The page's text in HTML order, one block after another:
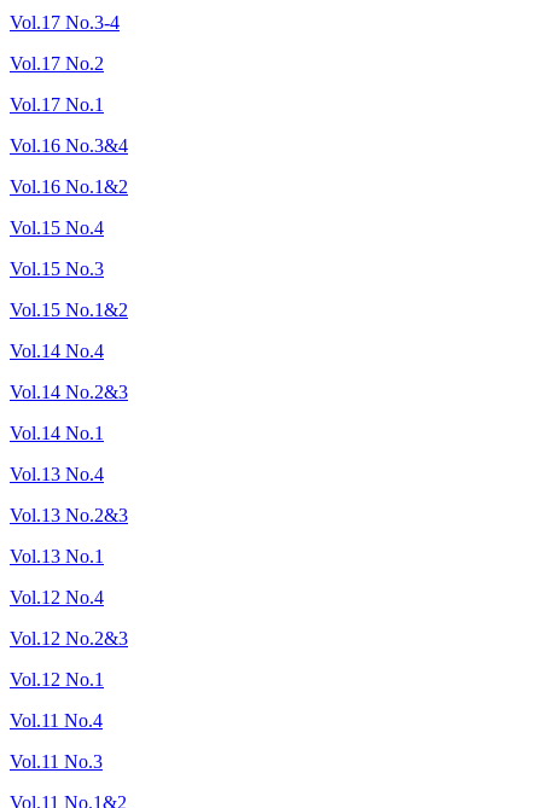
Vol.17 No.3-4
Vol.17 No.2
Vol.17 No.1
Vol.16 No.3&4
Vol.16 No.1&2
Vol.15 No.4
Vol.15 No.3
Vol.15 No.1&2
Vol.14 No.4
Vol.14 No.2&3
Vol.14 No.1
Vol.13 No.4
Vol.13 No.2&3
Vol.13 No.1
Vol.12 No.4
Vol.12 No.2&3
Vol.12 No.1
Vol.11 No.4
Vol.11 No.3
Vol.11 No.1&2